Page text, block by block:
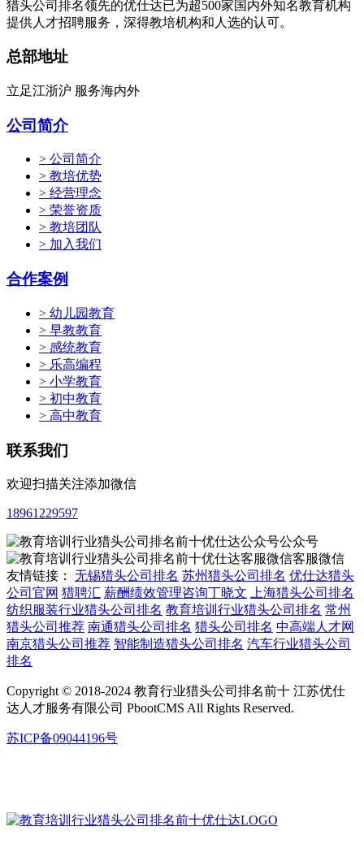
猎头公司排名领先的优仕达已为超500家国内外知名教育机构
提供人才招聘服务，深得教培机构和人选的认可。
总部地址
立足江浙沪 服务海内外
公司简介
> 公司简介
> 教培优势
> 经营理念
> 荣誉资质
> 教培团队
> 加入我们
合作案例
> 幼儿园教育
> 早教教育
> 感统教育
> 乐高编程
> 小学教育
> 初中教育
> 高中教育
联系我们
欢迎扫描关注添加微信
18961229597
公众号
客服微信
友情链接： 无锡猎头公司排名 苏州猎头公司排名 优仕达猎头
公司官网 猎聘汇 薪酬绩效管理咨询丁晓文
上海猎头公司排名
纺织服装行业猎头公司排名 教育培训行业猎头公司排名 常州
猎头公司推荐 南通猎头公司排名 猎头公司排名 中高端人才网
南京猎头公司推荐 智能制造猎头公司排名 汽车行业猎头公司
排名
Copyright © 2018-2024 教育行业猎头公司排名前十 江苏优仕
达人才服务有限公司 PbootCMS All Rights Reserved.
苏ICP备09044196号